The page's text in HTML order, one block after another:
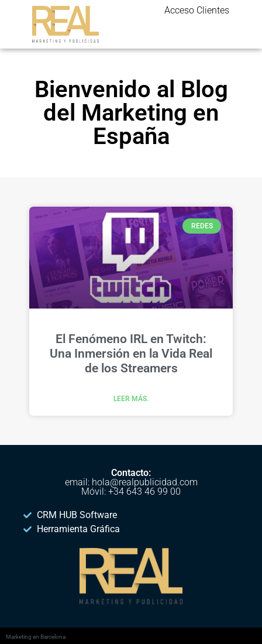
Acceso Clientes
Bienvenido al Blog
del Marketing en
España
REDES
El Fenómeno IRL en Twitch:
Una Inmersión en la Vida Real
de los Streamers
LEER MÁS.
Contacto:
email: hola@realpublicidad.com
Móvil: +34 643 46 99 00
CRM HUB Software
Herramienta Gráfica
Marketing en Barcelona